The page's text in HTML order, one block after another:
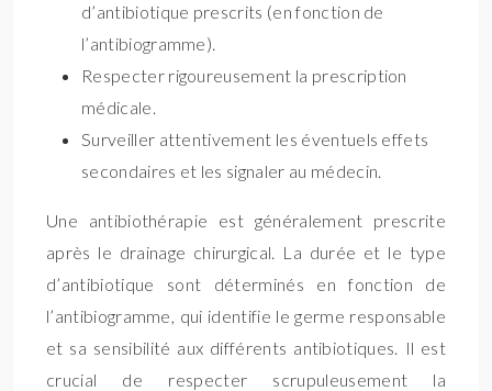
d’antibiotique prescrits (en fonction de
l’antibiogramme).
Respecter rigoureusement la prescription
médicale.
Surveiller attentivement les éventuels effets
secondaires et les signaler au médecin.
Une antibiothérapie est généralement prescrite
après le drainage chirurgical. La durée et le type
d’antibiotique sont déterminés en fonction de
l’antibiogramme, qui identifie le germe responsable
et sa sensibilité aux différents antibiotiques. Il est
crucial de respecter scrupuleusement la